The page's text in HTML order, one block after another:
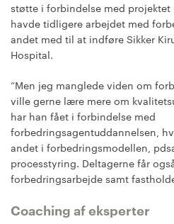
støtte i forbindelse med
havde tidligere arbejdet med
andet med til at indføre Sikker
Hospital.
“Men jeg manglede viden om
ville gerne lære mere om
har han fået i forbindelse med
forbedringsagentuddannelsen,
andet i forbedringsmodellen,
processtyring. Deltagerne får
forbedringsarbejde samt
Coaching af eksperter